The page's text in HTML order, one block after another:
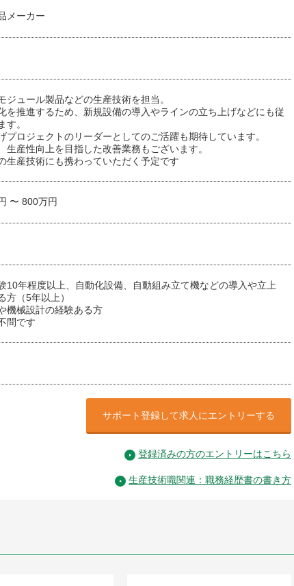
メーカー
ジュール製品などの生産技術を担当。
を推進するため、新規設備の導入やラインの立ち上げなどにも従
す。
プロジェクトのリーダーとしてのご活躍も期待しています。
生産性向上を目指した改善業務もございます。
生産技術にも携わっていただく予定です
〜 800万円
10年程度以上、自動化設備、自動組み立て機などの導入や立上
方（5年以上）
機械設計の経験ある方
問です
サポート登録して求人にエントリーする
登録済みの方のエントリーはこちら
生産技術職関連：職務経歴書の書き方